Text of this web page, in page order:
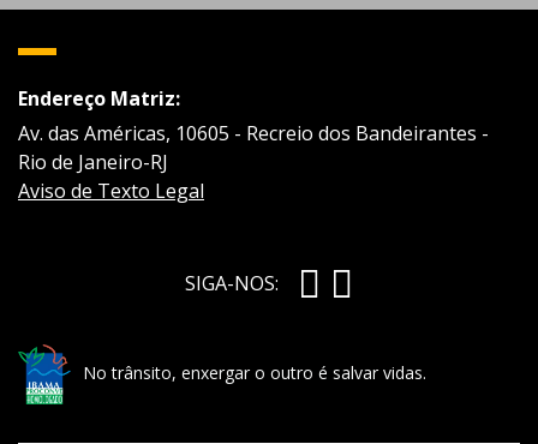
Endereço Matriz:
Av. das Américas, 10605 - Recreio dos Bandeirantes -
Rio de Janeiro-RJ
Aviso de Texto Legal
SIGA-NOS:
No trânsito, enxergar o outro é salvar vidas.